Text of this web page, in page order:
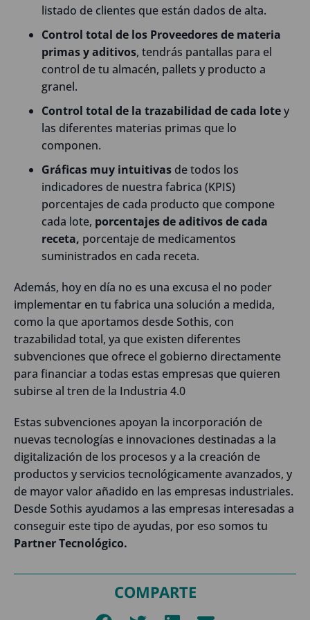
listado de clientes que están dados de alta.
Control total de los Proveedores de materia
primas y aditivos, tendrás pantallas para el
control de tu almacén, pallets y producto a
granel.
Control total de la trazabilidad de cada lotey
las diferentes materias primas que lo
componen.
Gráficas muy intuitivas de todos los
indicadores de nuestra fabrica (KPIS)
porcentajes de cada producto que compone
cada lote, porcentajes de aditivos de cada
receta, porcentaje de medicamentos
suministrados en cada receta.
Además, hoy en día no es una excusa el no poder
implementar en tu fabrica una solución a medida,
como la que aportamos desde Sothis, con
trazabilidad total, ya que existen diferentes
subvenciones que ofrece el gobierno directamente
para financiar a todas estas empresas que quieren
subirse al tren de la Industria 4.0
Estas subvenciones apoyan la incorporación de
nuevas tecnologías e innovaciones destinadas a la
digitalización de los procesos y a la creación de
productos y servicios tecnológicamente avanzados, y
de mayor valor añadido en las empresas industriales.
Desde Sothis ayudamos a las empresas interesadas a
conseguir este tipo de ayudas, por eso somos tu
Partner Tecnológico.
COMPARTE